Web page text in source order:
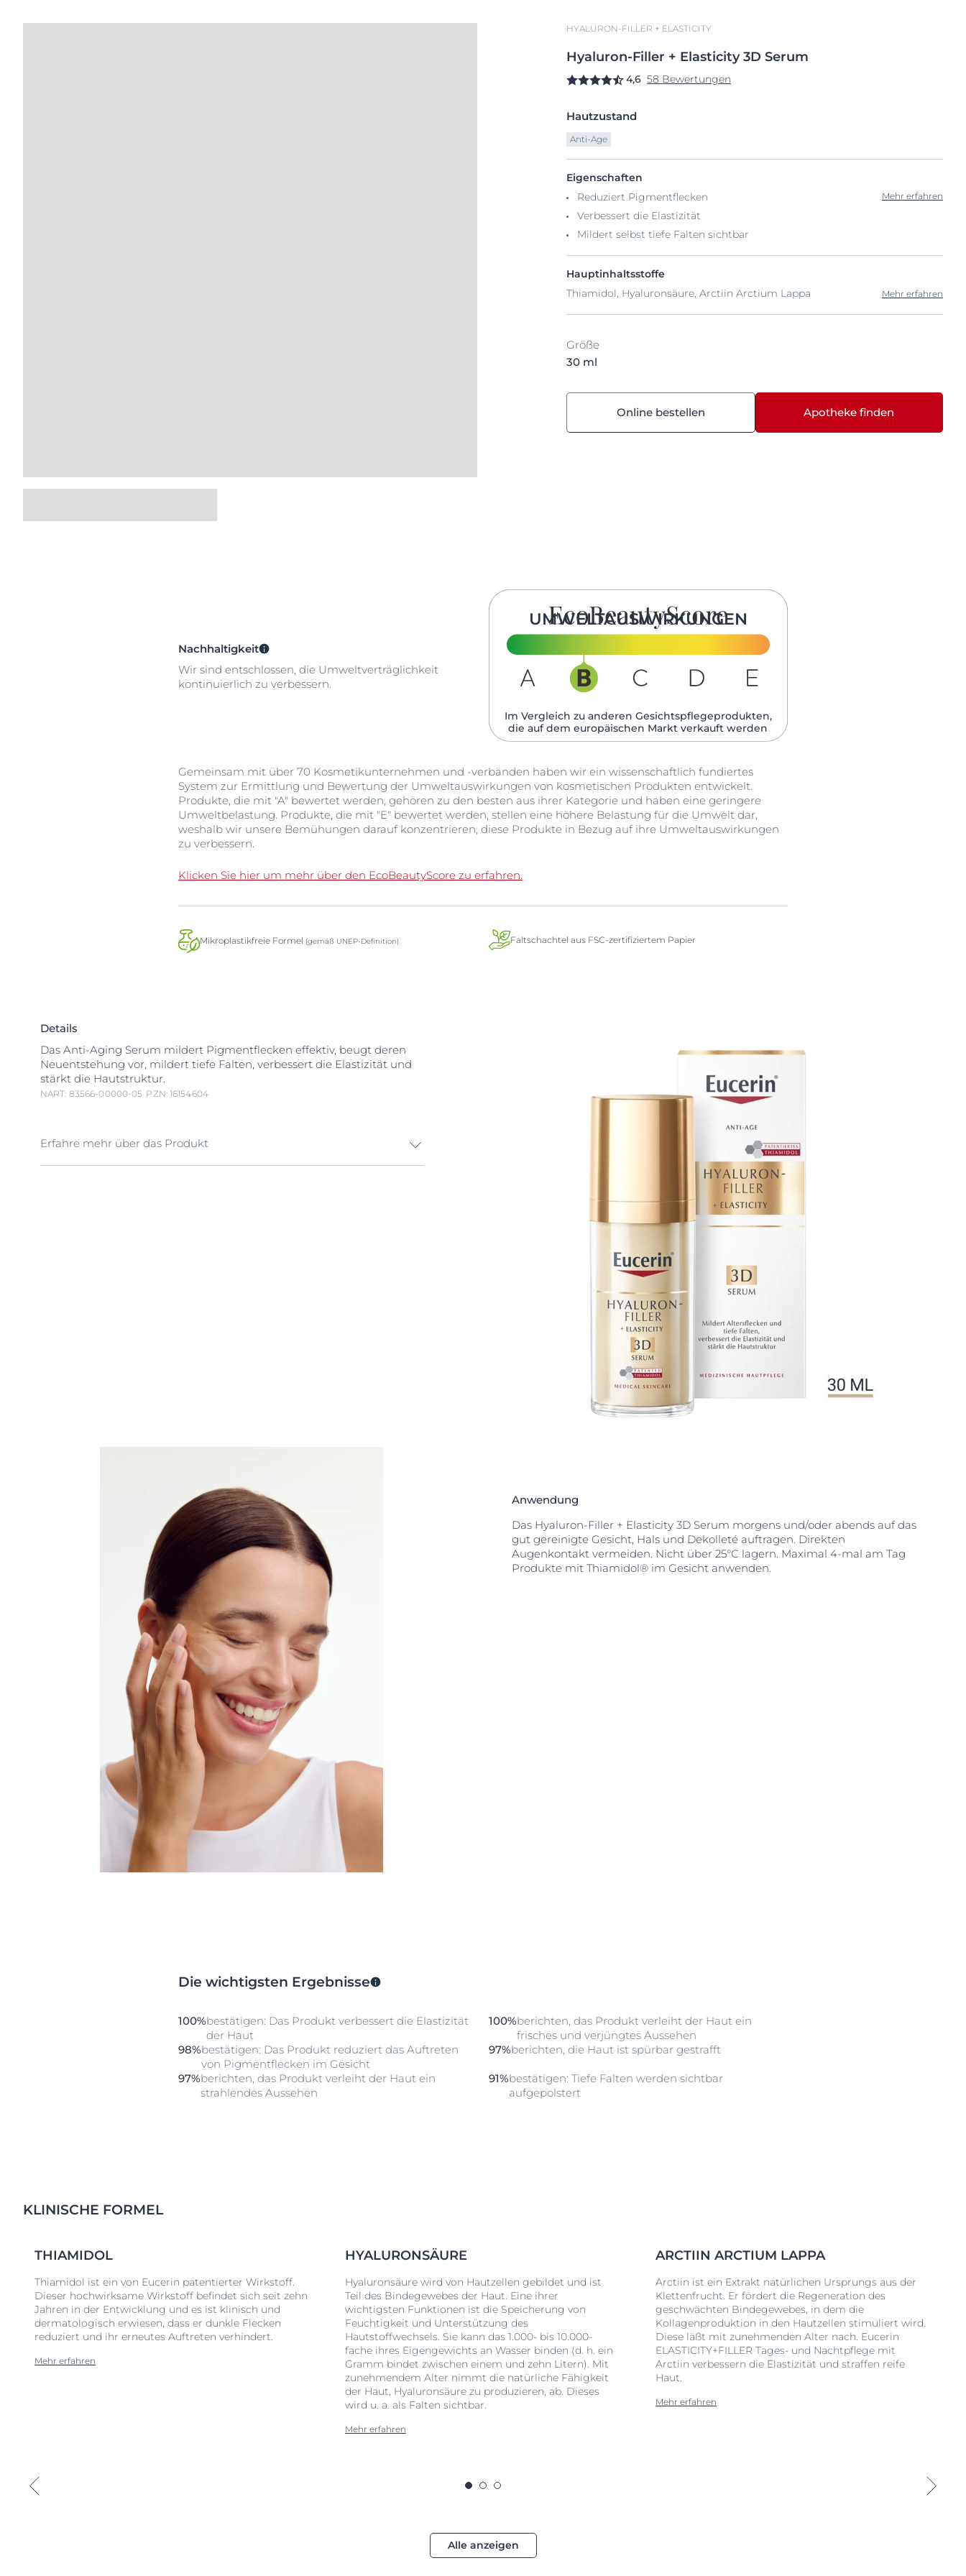
HYALURON-FILLER + ELASTICITY
Hyaluron-Filler + Elasticity 3D Serum
4,6 58 Bewertungen
Hautzustand
Anti-Age
Eigenschaften
Reduziert Pigmentflecken
Verbessert die Elastizität
Mildert selbst tiefe Falten sichtbar
Mehr erfahren
Hauptinhaltsstoffe
Thiamidol, Hyaluronsäure, Arctiin Arctium Lappa
Mehr erfahren
Größe
30 ml
Online bestellen Apotheke finden
Nachhaltigkeit
Wir sind entschlossen, die Umweltverträglichkeit
kontinuierlich zu verbessern.
UMWELTAUSWIRKUNGEN
Im Vergleich zu anderen Gesichtspflegeprodukten,
die auf dem europäischen Markt verkauft werden​
Gemeinsam mit über 70 Kosmetikunternehmen und -verbänden haben wir ein wissenschaftlich fundiertes
System zur Ermittlung und Bewertung der Umweltauswirkungen von kosmetischen Produkten entwickelt.
Produkte, die mit "A" bewertet werden, gehören zu den besten aus ihrer Kategorie und haben eine geringere
Umweltbelastung. Produkte, die mit "E" bewertet werden, stellen eine höhere Belastung für die Umwelt dar,
weshalb wir unsere Bemühungen darauf konzentrieren, diese Produkte in Bezug auf ihre Umweltauswirkungen
zu verbessern.
Klicken Sie hier um mehr über den EcoBeautyScore zu erfahren.
Mikroplastikfreie Formel (gemäß UNEP-Definition) Faltschachtel aus FSC-zertifiziertem Papier
Details
Das Anti-Aging Serum mildert Pigmentflecken effektiv, beugt deren
Neuentstehung vor, mildert tiefe Falten, verbessert die Elastizität und
stärkt die Hautstruktur.
NART: 83566-00000-05 PZN: 16154604
Erfahre mehr über das Produkt
Anwendung
Das Hyaluron-Filler + Elasticity 3D Serum morgens und/oder abends auf das
gut gereinigte Gesicht, Hals und Dekolleté auftragen. Direkten
Augenkontakt vermeiden. Nicht über 25°C lagern. Maximal 4-mal am Tag
Produkte mit Thiamidol® im Gesicht anwenden.
Die wichtigsten Ergebnisse
100%bestätigen: Das Produkt verbessert die Elastizität
der Haut
100%berichten, das Produkt verleiht der Haut ein
frisches und verjüngtes Aussehen
98%bestätigen: Das Produkt reduziert das Auftreten
von Pigmentflecken im Gesicht
97%berichten, die Haut ist spürbar gestrafft
97%berichten, das Produkt verleiht der Haut ein
strahlendes Aussehen
91%bestätigen: Tiefe Falten werden sichtbar
aufgepolstert
KLINISCHE FORMEL
THIAMIDOL
Thiamidol ist ein von Eucerin patentierter Wirkstoff.
Dieser hochwirksame Wirkstoff befindet sich seit zehn
Jahren in der Entwicklung und es ist klinisch und
dermatologisch erwiesen, dass er dunkle Flecken
reduziert und ihr erneutes Auftreten verhindert.
Mehr erfahren
HYALURONSÄURE
Hyaluronsäure wird von Hautzellen gebildet und ist
Teil des Bindegewebes der Haut. Eine ihrer
wichtigsten Funktionen ist die Speicherung von
Feuchtigkeit und Unterstützung des
Hautstoffwechsels. Sie kann das 1.000- bis 10.000-
fache ihres Eigengewichts an Wasser binden (d. h. ein
Gramm bindet zwischen einem und zehn Litern). Mit
zunehmendem Alter nimmt die natürliche Fähigkeit
der Haut, Hyaluronsäure zu produzieren, ab. Dieses
wird u. a. als Falten sichtbar.
Mehr erfahren
ARCTIIN ARCTIUM LAPPA
Arctiin ist ein Extrakt natürlichen Ursprungs aus der
Klettenfrucht. Er fördert die Regeneration des
geschwächten Bindegewebes, in dem die
Kollagenproduktion in den Hautzellen stimuliert wird.
Diese läßt mit zunehmenden Alter nach. Eucerin
ELASTICITY+FILLER Tages- und Nachtpflege mit
Arctiin verbessern die Elastizität und straffen reife
Haut.
Mehr erfahren
Alle anzeigen